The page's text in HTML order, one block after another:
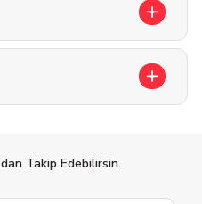
Takip Edebilirsin.